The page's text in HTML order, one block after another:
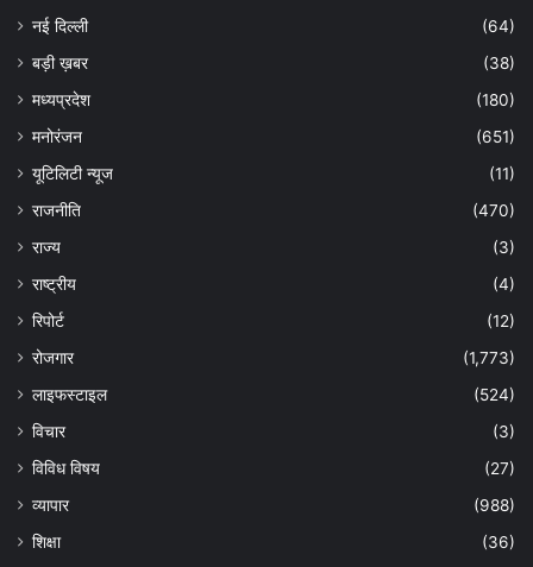
नई दिल्ली
(64)
बड़ी ख़बर
(38)
मध्यप्रदेश
(180)
मनोरंजन
(651)
यूटिलिटी न्यूज
(11)
राजनीति
(470)
राज्य
(3)
राष्ट्रीय
(4)
रिपोर्ट
(12)
रोजगार
(1,773)
लाइफस्टाइल
(524)
विचार
(3)
विविध विषय
(27)
व्यापार
(988)
शिक्षा
(36)